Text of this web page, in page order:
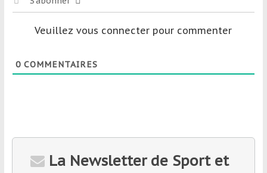
Veuillez vous connecter pour commenter
0COMMENTAIRES
La Newsletter de Sport et